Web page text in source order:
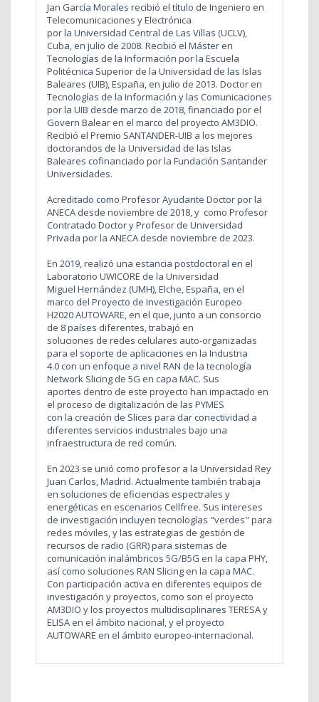
Jan García Morales recibió el título de Ingeniero en
Telecomunicaciones y Electrónica
por la Universidad Central de Las Villas (UCLV),
Cuba, en julio de 2008. Recibió el Máster en
Tecnologías de la Información por la Escuela
Politécnica Superior de la Universidad de las Islas
Baleares (UIB), España, en julio de 2013. Doctor en
Tecnologías de la Información y las Comunicaciones
por la UIB desde marzo de 2018, financiado por el
Govern Balear en el marco del proyecto AM3DIO.
Recibió el Premio SANTANDER-UIB a los mejores
doctorandos de la Universidad de las Islas
Baleares cofinanciado por la Fundación Santander
Universidades.
Acreditado como Profesor Ayudante Doctor por la
ANECA desde noviembre de 2018, y como Profesor
Contratado Doctor y Profesor de Universidad
Privada por la ANECA desde noviembre de 2023.
En 2019, realizó una estancia postdoctoral en el
Laboratorio UWICORE de la Universidad
Miguel Hernández (UMH), Elche, España, en el
marco del Proyecto de Investigación Europeo
H2020 AUTOWARE, en el que, junto a un consorcio
de 8 países diferentes, trabajó en
soluciones de redes celulares auto-organizadas
para el soporte de aplicaciones en la Industria
4.0 con un enfoque a nivel RAN de la tecnología
Network Slicing de 5G en capa MAC. Sus
aportes dentro de este proyecto han impactado en
el proceso de digitalización de las PYMES
con la creación de Slices para dar conectividad a
diferentes servicios industriales bajo una
infraestructura de red común.
En 2023 se unió como profesor a la Universidad Rey
Juan Carlos, Madrid. Actualmente también trabaja
en soluciones de eficiencias espectrales y
energéticas en escenarios Cellfree. Sus intereses
de investigación incluyen tecnologías "verdes" para
redes móviles, y las estrategias de gestión de
recursos de radio (GRR) para sistemas de
comunicación inalámbricos 5G/B5G en la capa PHY,
así como soluciones RAN Slicing en la capa MAC.
Con participación activa en diferentes equipos de
investigación y proyectos, como son el proyecto
AM3DIO y los proyectos multidisciplinares TERESA y
ELISA en el ámbito nacional, y el proyecto
AUTOWARE en el ámbito europeo-internacional.